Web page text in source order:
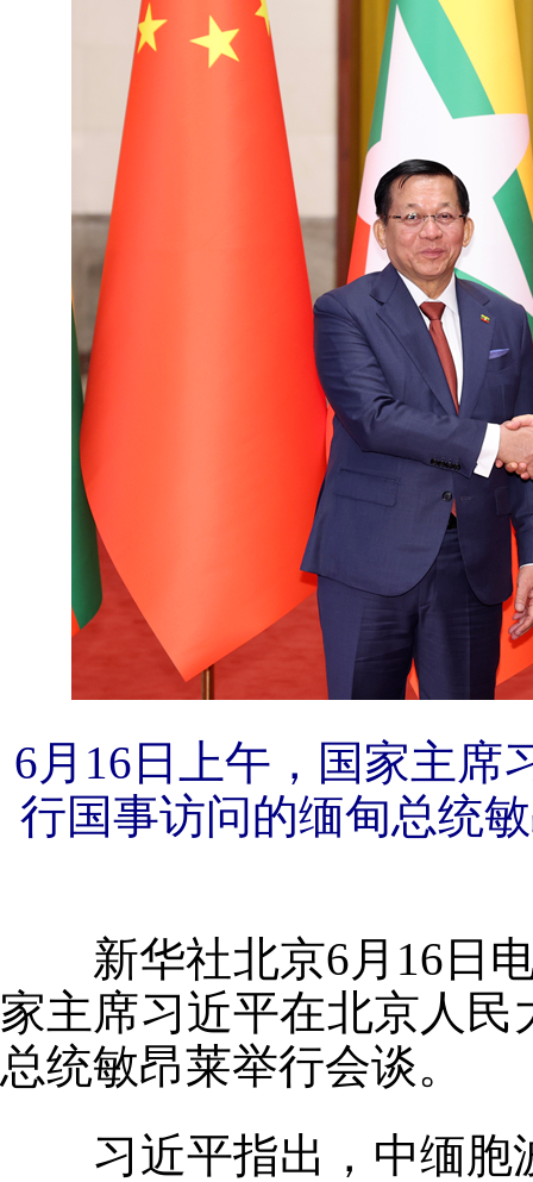
6月16日上午，国家主席
行国事访问的缅甸总统
新华社北京6月16日电
家主席习近平在北京人
总统敏昂莱举行会谈。
习近平指出，中缅胞